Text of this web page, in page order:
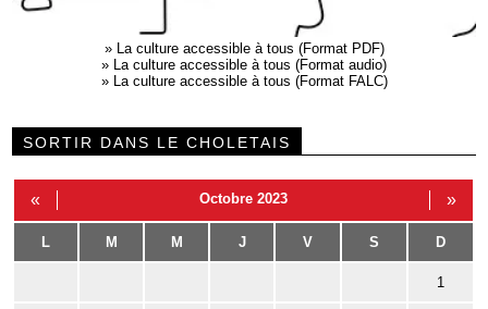
»
La culture accessible à tous (Format PDF)
»
La culture accessible à tous (Format audio)
»
La culture accessible à tous (Format FALC)
SORTIR DANS LE CHOLETAIS
« Octobre 2023 »
L M M J V S D
1